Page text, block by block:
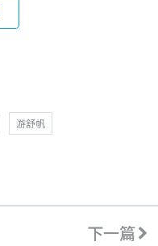
游舒帆
下一篇